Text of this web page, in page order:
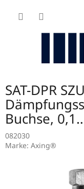
Inhalt
SAT-DPR
Buchse,
082030
Marke: Axing®